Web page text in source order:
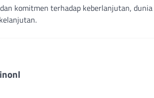
komitmen terhadap keberlanjutan,